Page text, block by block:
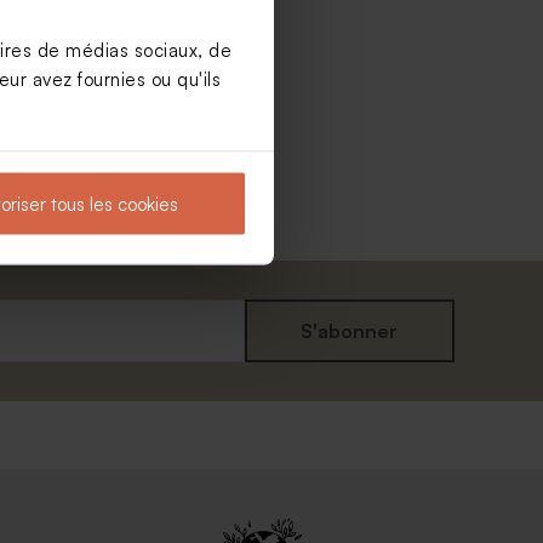
de médias sociaux, de
avez fournies ou qu'ils
tous les cookies
S'abonner